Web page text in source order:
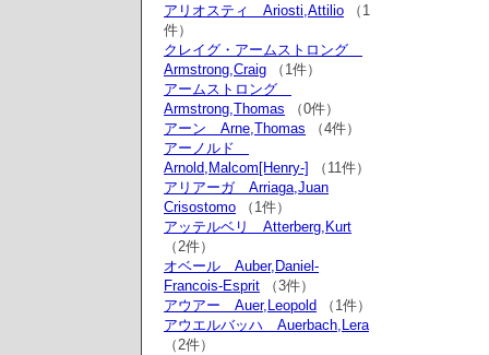
アリオスティ Ariosti,Attilio （1
件）
クレイグ・アームストロング
Armstrong,Craig （1件）
アームストロング
Armstrong,Thomas （0件）
アーン Arne,Thomas （4件）
アーノルド
Arnold,Malcom[Henry-]
（11件）
アリアーガ Arriaga,Juan
Crisostomo （1件）
アッテルベリ Atterberg,Kurt
（2件）
オベール Auber,Daniel-
Francois-Esprit （3件）
アウアー Auer,Leopold （1件）
アウエルバッハ Auerbach,Lera
（2件）